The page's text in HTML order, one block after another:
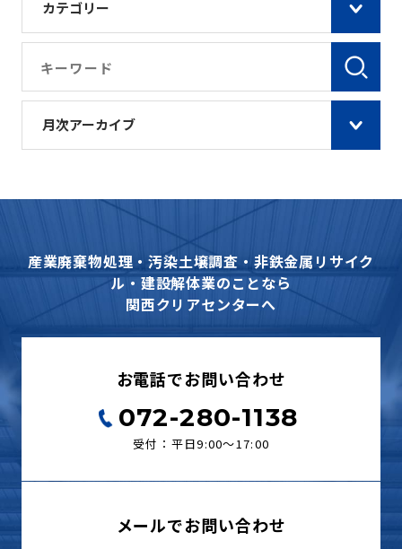
カテゴリー
月次アーカイブ
産業廃棄物処理・汚染土壌調査・非鉄金属リサイク
ル・建設解体業のことなら
関西クリアセンターへ
お電話でお問い合わせ
072-280-1138
受付：平日9:00〜17:00
メールでお問い合わせ